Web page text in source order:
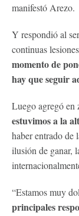
manifestó Arezo.
Y respondió al
continuas
momento de
hay que seguir
Luego agregó en
estuvimos a la
haber entrado de
ilusión de ganar,
“Estamos muy
principales